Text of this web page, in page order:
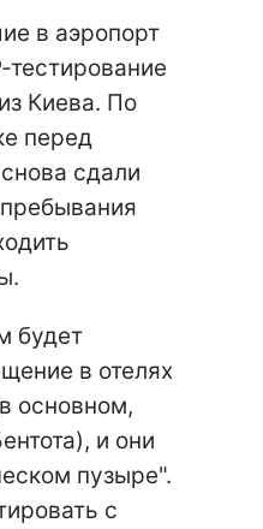
в аэропорт
Киева. По
перед
сдали
будет
в отелях
основном,
и они
пузыре".
с